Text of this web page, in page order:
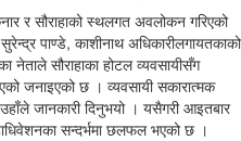
र सौराहाको स्थलगत अवलोकन गरिएको
पाण्डे, काशीनाथ अधिकारीलगायतकाको
नेताले सौराहाका होटल व्यवसायीसँग
जनाइएको छ । व्यवसायी सकारात्मक
जानकारी दिनुभयो । यसैगरी आइतबार
सन्दर्भमा छलफल भएको छ ।